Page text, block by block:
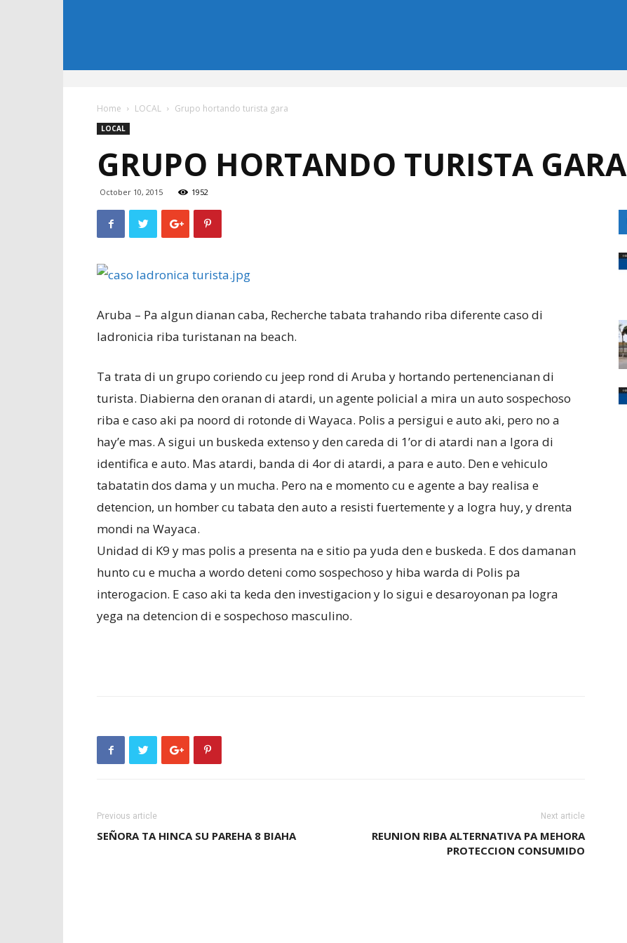
Home LOCAL Grupo hortando turista gara
LOCAL
GRUPO HORTANDO TURISTA GARA
October 10, 2015 1952
Aruba – Pa algun dianan caba, Recherche tabata trahando riba diferente caso di
ladronicia riba turistanan na beach.
Ta trata di un grupo coriendo cu jeep rond di Aruba y hortando pertenencianan di
turista. Diabierna den oranan di atardi, un agente policial a mira un auto sospechoso
riba e caso aki pa noord di rotonde di Wayaca. Polis a persigui e auto aki, pero no a
hay’e mas. A sigui un buskeda extenso y den careda di 1’or di atardi nan a lgora di
identifica e auto. Mas atardi, banda di 4or di atardi, a para e auto. Den e vehiculo
tabatatin dos dama y un mucha. Pero na e momento cu e agente a bay realisa e
detencion, un homber cu tabata den auto a resisti fuertemente y a logra huy, y drenta
mondi na Wayaca.
Unidad di K9 y mas polis a presenta na e sitio pa yuda den e buskeda. E dos damanan
hunto cu e mucha a wordo deteni como sospechoso y hiba warda di Polis pa
interogacion. E caso aki ta keda den investigacion y lo sigui e desaroyonan pa logra
yega na detencion di e sospechoso masculino.
Previous article
SEÑORA TA HINCA SU PAREHA 8 BIAHA
Next article
REUNION RIBA ALTERNATIVA PA MEHORA
PROTECCION CONSUMIDO